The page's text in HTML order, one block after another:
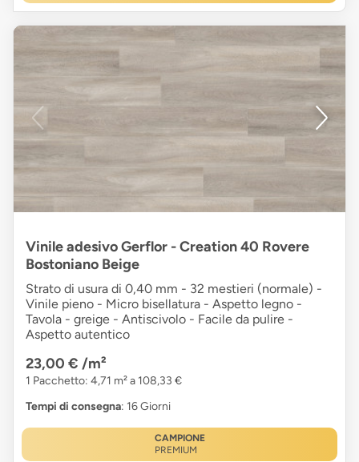
Vinile adesivo Gerflor - Creation 40 Rovere
Bostoniano Beige
Strato di usura di 0,40 mm - 32 mestieri (normale) -
Vinile pieno - Micro bisellatura - Aspetto legno -
Tavola - greige - Antiscivolo - Facile da pulire -
Aspetto autentico
23,00 € /m²
1 Pacchetto: 4,71 m² a 108,33 €
Tempi di consegna: 16 Giorni
CAMPIONE
PREMIUM